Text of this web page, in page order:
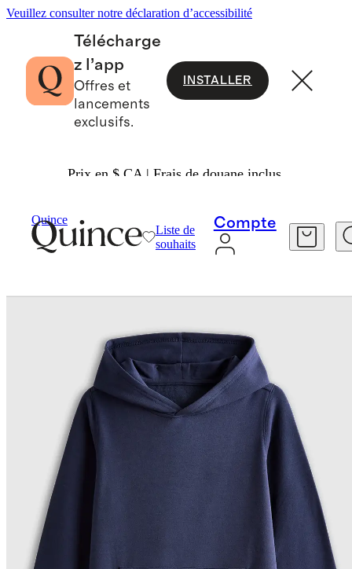
Veuillez consulter notre déclaration d’accessibilité
Télécharge
z l’app
Offres et
lancements
exclusifs.
INSTALLER
Prix en $ CA | Frais de douane inclus.
Quince
Liste de
souhaits
Compte